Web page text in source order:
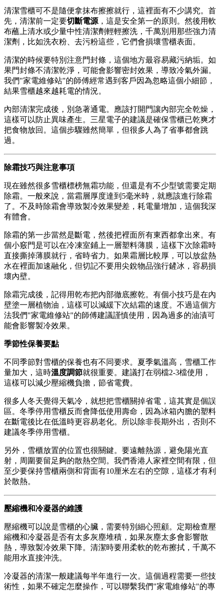
清潔雪櫃可不是隨便拿抹布擦擦就行，這裡面有不少講究。首
先，清潔前一定要切斷電源 ，這是安全第一的原則。然後用軟
布蘸上清水或少量中性清潔劑輕輕擦洗，千萬別用那些強力清
潔劑，比如洗衣粉、去污粉這些，它們會損壞雪櫃表面。
清潔的時候要特別注意門封條，這個地方最容易藏污納垢。如
果門封條不清潔乾淨，可能會影響密封效果，導致冷氣外漏。
我們"家電維修站"的師傅經常遇到客戶因為忽略這個小細節，
結果雪櫃越來越耗電的情況。
內部清潔完成後，別急著通電。應該打開門讓內部完全乾燥，
這樣可以防止異味產生。三星電子的建議是確保雪櫃已乾爽才
把食物放回。這個步驟雖然簡單，但很多人為了省事都會跳
過。
除霜技巧與注意事項
現在雖然很多雪櫃標榜無霜功能，但還是有不少型號需要定期
除霜。一般來說，當霜層厚度達到5毫米時，就應該進行除霜
了。不及時除霜會導致製冷效果變差，耗電量增加，這個我深
有體會。
除霜的第一步當然是斷電，然後把裡面所有東西都拿出來。有
個小竅門是可以在冷凍室鋪上一層塑料薄膜，這樣下次除霜時
直接撕掉薄膜就行，省時省力。如果霜層比較厚，可以放盆熱
水在裡面加速融化，但切記不要用尖銳物品強行鏟冰，容易損
壞內壁。
除霜完成後，記得用乾布把內部徹底擦乾。有個小技巧是在內
壁塗一層植物油，這樣可以減緩下次結霜的速度。不過這個方
法我們"家電維修站"的師傅建議謹慎使用，因為過多的油漬可
能會影響製冷效果。
季節性保養要點
不同季節對雪櫃的保養也有不同要求。夏季氣溫高，雪櫃工作
量加大，這時溫度調節就很重要。建議打在弱檔2-3檔使用，
這樣可以減少壓縮機負擔，節省電費。
很多人冬天覺得天氣冷，就想把雪櫃關掉省電，這其實是個誤
區。冬季停用雪櫃反而會降低使用壽命，因為冰箱內膽的塑料
在斷電後比在低溫時更容易老化。所以除非長期外出，否則不
建議冬季停用雪櫃。
另外，雪櫃放置的位置也很關鍵。要遠離熱源，避免陽光直
射，周圍要留足夠的散熱空間。我們香港人家裡空間有限，但
至少要保持雪櫃兩側和背面有10厘米左右的空隙，這樣才有利
於散熱。
壓縮機和冷凝器的維護
壓縮機可以說是雪櫃的心臟，需要特別細心照顧。定期檢查壓
縮機和冷凝器是否有太多灰塵堆積，如果灰塵太多會影響散
熱，導致製冷效果下降。清潔時要用柔軟的乾布擦拭，千萬不
能用水直接沖洗。
冷凝器的清潔一般建議每半年進行一次。這個過程需要一些技
術性，如果不確定怎麼操作，可以聯繫我們"家電維修站"的專